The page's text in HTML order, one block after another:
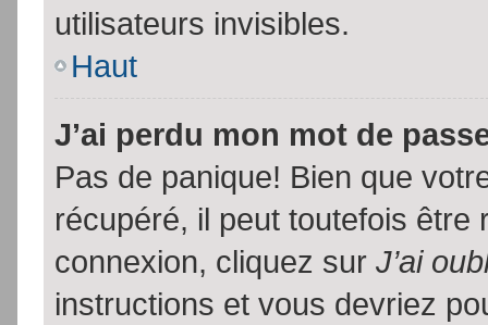
utilisateurs invisibles.
Haut
J’ai perdu mon mot de
Pas de panique! Bien que
récupéré, il peut toutefois être
connexion, cliquez sur J’ai
instructions et vous devriez